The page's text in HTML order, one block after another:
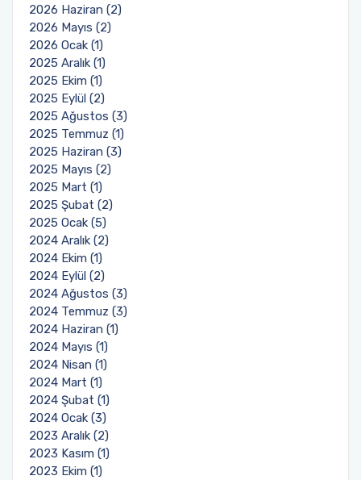
2026 Haziran (2)
2026 Mayıs (2)
2026 Ocak (1)
2025 Aralık (1)
2025 Ekim (1)
2025 Eylül (2)
2025 Ağustos (3)
2025 Temmuz (1)
2025 Haziran (3)
2025 Mayıs (2)
2025 Mart (1)
2025 Şubat (2)
2025 Ocak (5)
2024 Aralık (2)
2024 Ekim (1)
2024 Eylül (2)
2024 Ağustos (3)
2024 Temmuz (3)
2024 Haziran (1)
2024 Mayıs (1)
2024 Nisan (1)
2024 Mart (1)
2024 Şubat (1)
2024 Ocak (3)
2023 Aralık (2)
2023 Kasım (1)
2023 Ekim (1)